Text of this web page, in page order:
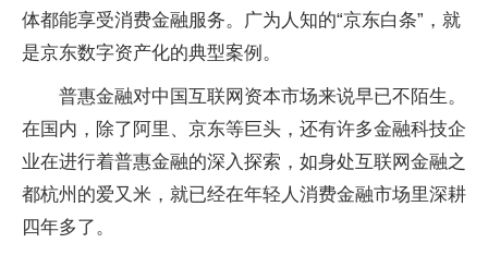
体都能享受消费金融服务。广为人知的“京东白条”，就
是京东数字资产化的典型案例。
普惠金融对中国互联网资本市场来说早已不陌生。
在国内，除了阿里、京东等巨头，还有许多金融科技企
业在进行着普惠金融的深入探索，如身处互联网金融之
都杭州的爱又米，就已经在年轻人消费金融市场里深耕
四年多了。